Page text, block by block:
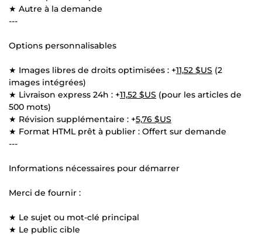
★ Autre à la demande
---
Options personnalisables
★ Images libres de droits optimisées : +11,52 $US (2
images intégrées)
★ Livraison express 24h : +11,52 $US (pour les articles de
500 mots)
★ Révision supplémentaire : +5,76 $US
★ Format HTML prêt à publier : Offert sur demande
---
Informations nécessaires pour démarrer
Merci de fournir :
★ Le sujet ou mot-clé principal
★ Le public cible